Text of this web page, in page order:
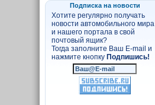
Подписка на новости
Хотите регулярно получать
новости автомобильного мира
и нашего портала в свой
почтовый ящик?
Тогда заполните Ваш E-mail и
нажмите кнопку Подпишись!